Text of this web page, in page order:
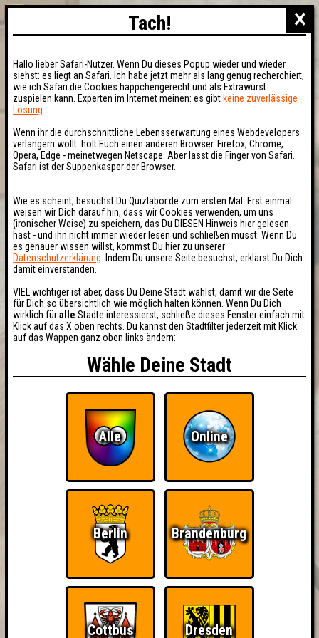
×
Tach!
Hallo lieber Safari-Nutzer. Wenn Du dieses Popup wieder und wieder
siehst: es liegt an Safari. Ich habe jetzt mehr als lang genug recherchiert,
wie ich Safari die Cookies häppchengerecht und als Extrawurst
zuspielen kann. Experten im Internet meinen: es gibt keine zuverlässige
Lösung
Wenn ihr die durchschnittliche Lebensserwartung eines Webdevelopers
verlängern wollt: holt Euch einen anderen Browser. Firefox, Chrome,
Opera, Edge - meinetwegen Netscape. Aber lasst die Finger von Safari.
Safari ist der Suppenkasper der Browser.
Wie es scheint, besuchst Du Quizlabor.de zum ersten Mal. Erst einmal
weisen wir Dich darauf hin, dass wir Cookies verwenden, um uns
(ironischer Weise) zu speichern, das Du DIESEN Hinweis hier gelesen
hast - und ihn nicht immer wieder lesen und schließen musst. Wenn Du
es genauer wissen willst, kommst Du hier zu unserer
Datenschutzerklärung . Indem Du unsere Seite besuchst, erklärst Du Dich
damit einverstanden.
VIEL wichtiger ist aber, dass Du Deine Stadt wählst, damit wir die Seite
für Dich so übersichtlich wie möglich halten können. Wenn Du Dich
wirklich füralle Städte interessierst, schließe dieses Fenster einfach mit
Klick auf das X oben rechts. Du kannst den Stadtfilter jederzeit mit Klick
auf das Wappen ganz oben links ändern:
Wähle Deine Stadt
Alle Online
Berlin Brandenburg
Cottbus Dresden